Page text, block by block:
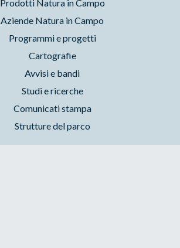
Prodotti Natura in Campo
Aziende Natura in Campo
Programmi e progetti
Cartografie
Avvisi e bandi
Studi e ricerche
Comunicati stampa
Strutture del parco